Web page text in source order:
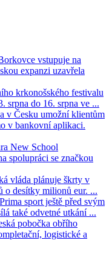
vstupuje na
expanzi uzavřela
krkonošského festivalu
srpna do 16. srpna ve ...
v Česku umožní klientům
v bankovní aplikaci.
New School
spolupráci se značkou
vláda plánuje škrty v
o desítky milionů eur. ...
sport ještě před svým
také odvetné utkání ...
pobočka obřího
logistické a